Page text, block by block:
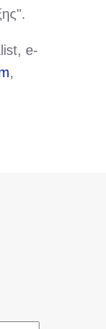
e-
,